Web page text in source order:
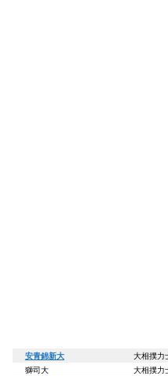
安青錦新大 大相撲力
獅司大
大相撲力